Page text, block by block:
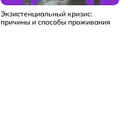
Экзистенциальный кризис:
причины и способы проживания